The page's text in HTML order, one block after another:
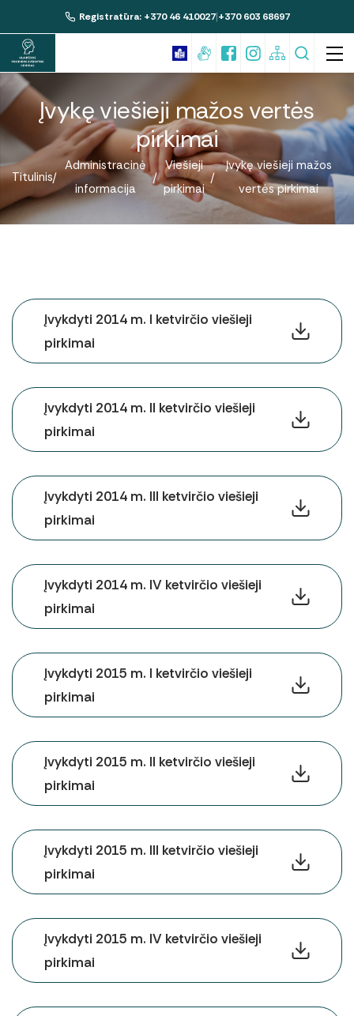
Suaugusiųjų psichikos sveikatos paslaugos
Vaikų ir paauglių psichikos sveikatos
paslaugos
Profilaktinis psichikos sveikatos
patikrinimas
Būtinoji psichiatrinė pagalba
Žemo slenksčio paslaugų kabinetas
Žemo slenksčio paslaugų mobilusis
kabinetas
Paslaugų kokybės vertinimas
Korupcinio pobūdžio apraiškų vertinimo
Nemokamos paslaugos
Mokamos paslaugos
Komisijos ir darbo grupės
Įstaigos rekvizitai
Registratūra: +370 46 410027|+370 603 68697
Įvykę viešieji mažos vertės
pirkimai
Titulinis
Administracinė
informacija
Viešieji
pirkimai
Įvykę viešieji mažos
vertės pirkimai
Įvykdyti 2014 m. I ketvirčio viešieji
pirkimai
Įvykdyti 2014 m. II ketvirčio viešieji
pirkimai
Įvykdyti 2014 m. III ketvirčio viešieji
pirkimai
Įvykdyti 2014 m. IV ketvirčio viešieji
pirkimai
Įvykdyti 2015 m. I ketvirčio viešieji
pirkimai
Įvykdyti 2015 m. II ketvirčio viešieji
pirkimai
Įvykdyti 2015 m. III ketvirčio viešieji
pirkimai
Įvykdyti 2015 m. IV ketvirčio viešieji
pirkimai